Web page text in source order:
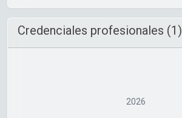
Credenciales profesionales (1)
2026